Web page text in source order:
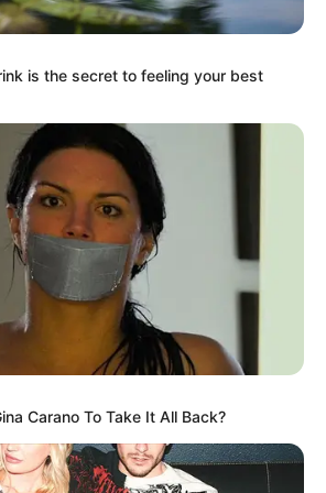
por bloqueos en vía La Calera
is the secret to feeling your best
Carano To Take It All Back?